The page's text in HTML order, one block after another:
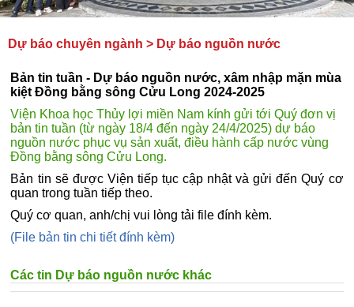
Dự báo chuyên ngành > Dự báo nguồn nước
Bản tin tuần - Dự báo nguồn nước, xâm nhập mặn mùa
kiệt Đồng bằng sông Cửu Long 2024-2025
Viện Khoa học Thủy lợi miền Nam kính gửi tới Quý đơn vị
bản tin tuần (từ ngày 18/4 đến ngày 24/4/2025) dự báo
nguồn nước phục vụ sản xuất, điều hành cấp nước vùng
Đồng bằng sông Cửu Long.
Bản tin sẽ được Viện tiếp tục cập nhật và gửi đến Quý cơ
quan trong tuần tiếp theo.
Quý cơ quan, anh/chị vui lòng tải file đính kèm.
(File bản tin chi tiết đính kèm)
Các tin Dự báo nguồn nước khác